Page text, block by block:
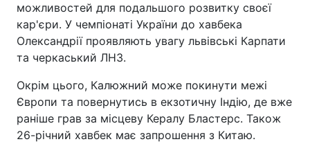
можливостей для подальшого розвитку своєї
кар'єри. У чемпіонаті України до хавбека
Олександрії проявляють увагу львівські Карпати
та черкаський ЛНЗ.
Окрім цього, Калюжний може покинути межі
Європи та повернутись в екзотичну Індію, де вже
раніше грав за місцеву Кералу Бластерс. Також
26-річний хавбек має запрошення з Китаю.